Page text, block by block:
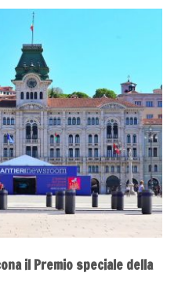
il Premio speciale della